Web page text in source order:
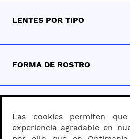
LENTES POR TIPO
FORMA DE ROSTRO
Las cookies permiten
experiencia agradable en